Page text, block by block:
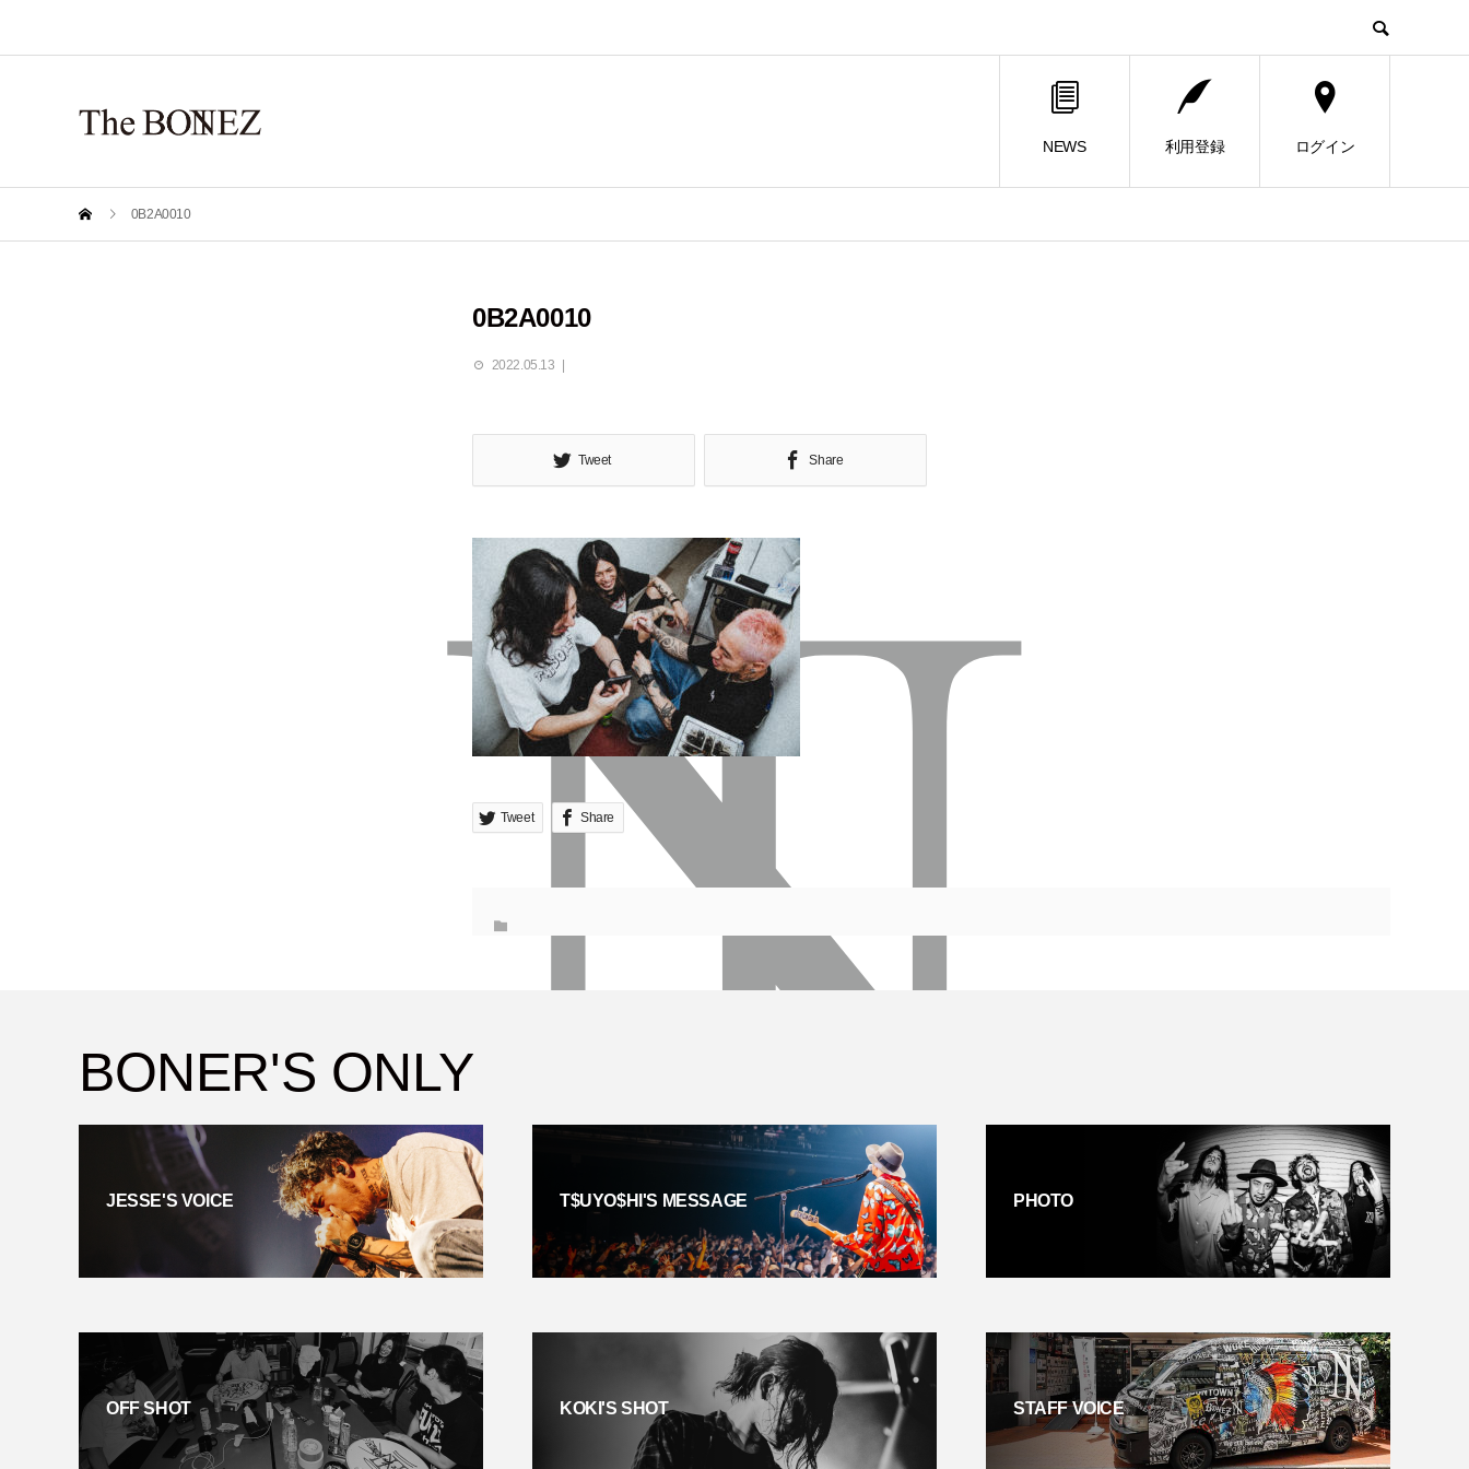
NEWS 利用登録 ログイン
0B2A0010
0B2A0010
2022.05.13
Tweet Share
Tweet Share
BONER'S ONLY
JESSE'S VOICE T$UYO$HI'S MESSAGE PHOTO
OFF SHOT KOKI'S SHOT STAFF VOICE